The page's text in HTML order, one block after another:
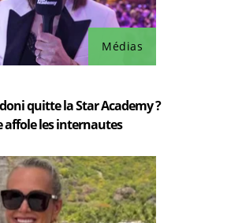
Médias
quitte la Star Academy ?
affole les internautes